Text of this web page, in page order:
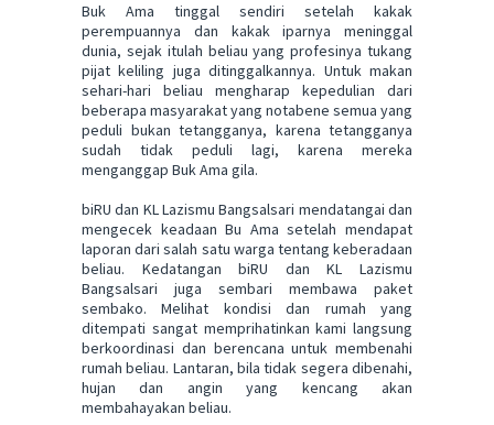
Buk Ama tinggal sendiri setelah kakak
perempuannya dan kakak iparnya meninggal
dunia, sejak itulah beliau yang profesinya tukang
pijat keliling juga ditinggalkannya. Untuk makan
sehari-hari beliau mengharap kepedulian dari
beberapa masyarakat yang notabene semua yang
peduli bukan tetangganya, karena tetangganya
sudah tidak peduli lagi, karena mereka
menganggap Buk Ama gila.
biRU dan KL Lazismu Bangsalsari mendatangai dan
mengecek keadaan Bu Ama setelah mendapat
laporan dari salah satu warga tentang keberadaan
beliau. Kedatangan biRU dan KL Lazismu
Bangsalsari juga sembari membawa paket
sembako. Melihat kondisi dan rumah yang
ditempati sangat memprihatinkan kami langsung
berkoordinasi dan berencana untuk membenahi
rumah beliau. Lantaran, bila tidak segera dibenahi,
hujan dan angin yang kencang akan
membahayakan beliau.